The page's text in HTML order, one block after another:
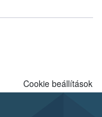
elleni további
termesztésben is
Cookie beállítások